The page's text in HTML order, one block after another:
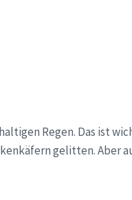
Regen. Das ist
gelitten. Aber